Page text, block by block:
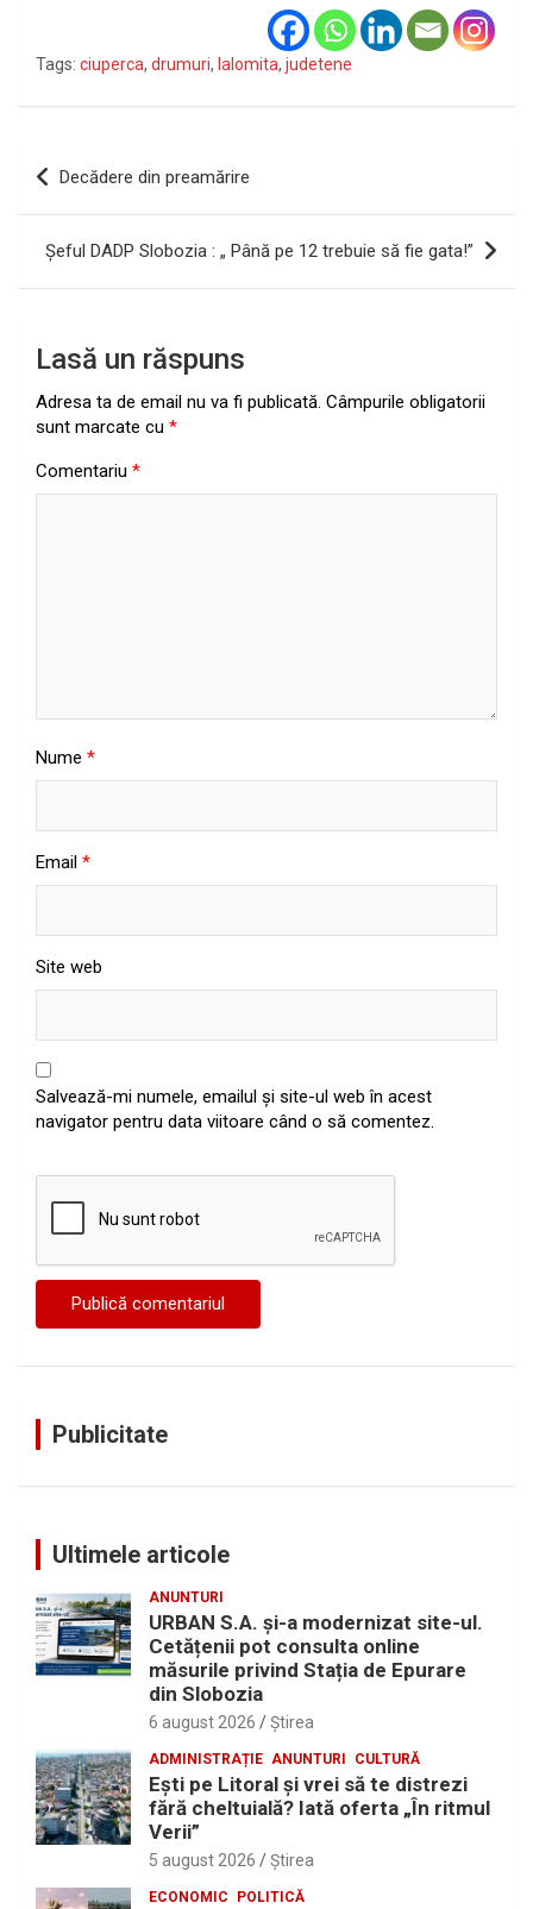
Tags: ciuperca, drumuri, Ialomita, judetene
Navigare
articole
Decădere din preamărire
Şeful DADP Slobozia : „ Până pe 12 trebuie să fie gata!”
Lasă un răspuns
Adresa ta de email nu va fi publicată. Câmpurile obligatorii
sunt marcate cu *
Comentariu *
Nume *
Email *
Site web
Salvează-mi numele, emailul și site-ul web în acest
navigator pentru data viitoare când o să comentez.
Publicitate
Ultimele articole
ANUNTURI
URBAN S.A. și-a modernizat site-ul.
Cetățenii pot consulta online
măsurile privind Stația de Epurare
din Slobozia
6 august 2026 Ştirea
ADMINISTRAȚIE ANUNTURI CULTURĂ
Eşti pe Litoral şi vrei să te distrezi
fără cheltuială? Iată oferta „În ritmul
Verii”
5 august 2026 Ştirea
ECONOMIC POLITICĂ